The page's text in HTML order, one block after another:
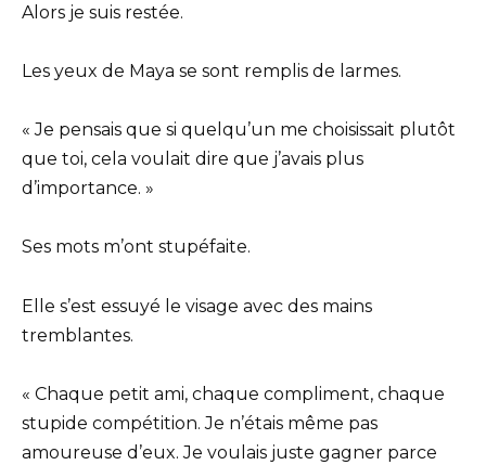
Alors je suis restée.
Les yeux de Maya se sont remplis de larmes.
« Je pensais que si quelqu’un me choisissait plutôt
que toi, cela voulait dire que j’avais plus
d’importance. »
Ses mots m’ont stupéfaite.
Elle s’est essuyé le visage avec des mains
tremblantes.
« Chaque petit ami, chaque compliment, chaque
stupide compétition. Je n’étais même pas
amoureuse d’eux. Je voulais juste gagner parce